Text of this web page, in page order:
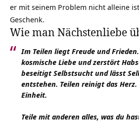
er mit seinem Problem nicht alleine
Geschenk.
Wie man Nächstenliebe
Im Teilen liegt Freude und
kosmische Liebe und zerstört
beseitigt Selbstsucht und lässt
entstehen. Teilen reinigt das
Einheit.
Teile mit anderen alles, was du